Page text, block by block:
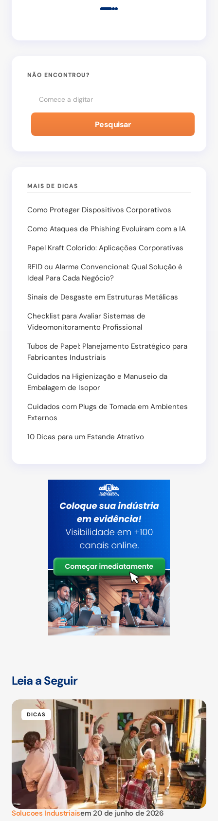
NÃO ENCONTROU?
Pesquisar
MAIS DE DICAS
Como Proteger Dispositivos Corporativos
Como Ataques de Phishing Evoluíram com a IA
Papel Kraft Colorido: Aplicações Corporativas
RFID ou Alarme Convencional: Qual Solução é
Ideal Para Cada Negócio?
Sinais de Desgaste em Estruturas Metálicas
Checklist para Avaliar Sistemas de
Videomonitoramento Profissional
Tubos de Papel: Planejamento Estratégico para
Fabricantes Industriais
Cuidados na Higienização e Manuseio da
Embalagem de Isopor
Cuidados com Plugs de Tomada em Ambientes
Externos
10 Dicas para um Estande Atrativo
Leia a Seguir
DICAS
Solucoes Industriaisem 20 de junho de 2026